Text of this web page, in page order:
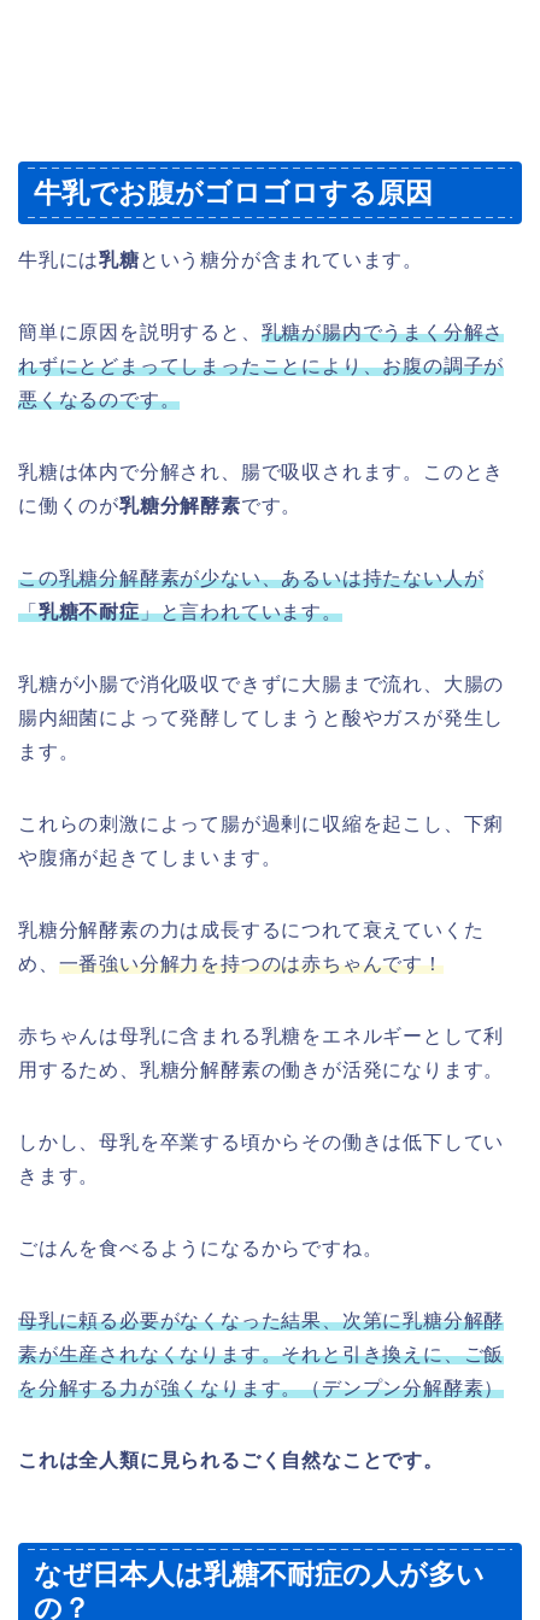
牛乳でお腹がゴロゴロする原因
牛乳には乳糖という糖分が含まれています。
簡単に原因を説明すると、 乳糖が腸内でうまく分解さ
れずにとどまってしまったことにより、お腹の調子が
悪くなるのです。
乳糖は体内で分解され、腸で吸収されます。このとき
に働くのが乳糖分解酵素です。
この乳糖分解酵素が少ない、あるいは持たない人が
「乳糖不耐症」と言われています。
乳糖が小腸で消化吸収できずに大腸まで流れ、大腸の
腸内細菌によって発酵してしまうと酸やガスが発生し
ます。
これらの刺激によって腸が過剰に収縮を起こし、下痢
や腹痛が起きてしまいます。
乳糖分解酵素の力は成長するにつれて衰えていくた
め、 一番強い分解力を持つのは赤ちゃんです！
赤ちゃんは母乳に含まれる乳糖をエネルギーとして利
用するため、乳糖分解酵素の働きが活発になります。
しかし、母乳を卒業する頃からその働きは低下してい
きます。
ごはんを食べるようになるからですね。
母乳に頼る必要がなくなった結果、次第に乳糖分解酵
素が生産されなくなります。それと引き換えに、ご飯
を分解する力が強くなります。（デンプン分解酵素）
これは全人類に見られるごく自然なことです。
なぜ日本人は乳糖不耐症の人が多い
の？